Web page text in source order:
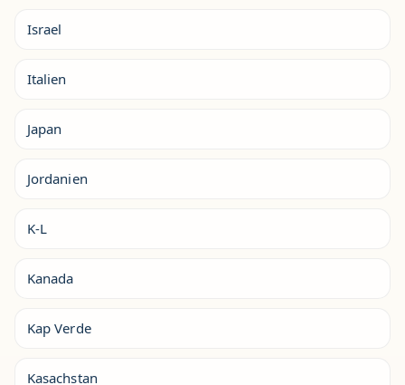
Israel
Italien
Japan
Jordanien
K-L
Kanada
Kap Verde
Kasachstan